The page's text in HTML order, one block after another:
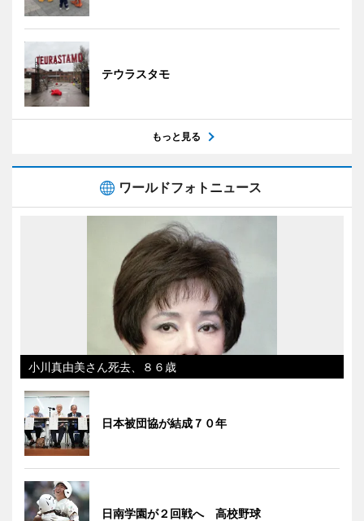
テウラスタモ
もっと見る
ワールドフォトニュース
小川真由美さん死去、８６歳
日本被団協が結成７０年
日南学園が２回戦へ 高校野球